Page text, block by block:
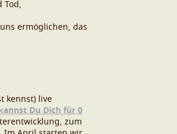
Tod,
ermöglichen, das
kennst) live
kannst Du Dich für 0
zum